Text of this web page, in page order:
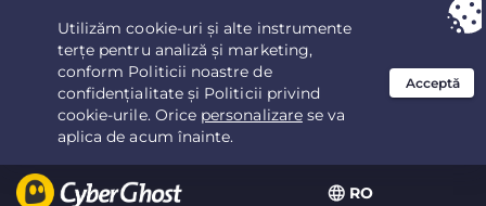
RO
Ai ales:Cea mai bună ofertăpentru 3.3333333333333ani la $
/lună